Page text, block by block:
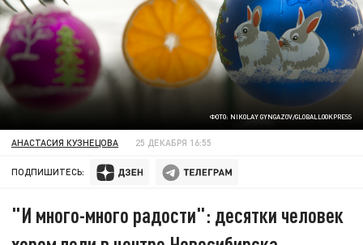
ФОТО: NIKOLAY GYNGAZOV/GLOBALLOOKPRESS
АНАСТАСИЯ КУЗНЕЦОВА 25 ДЕКАБРЯ 16:55
ПОДПИШИТЕСЬ:
"И много-много радости": десятки человек